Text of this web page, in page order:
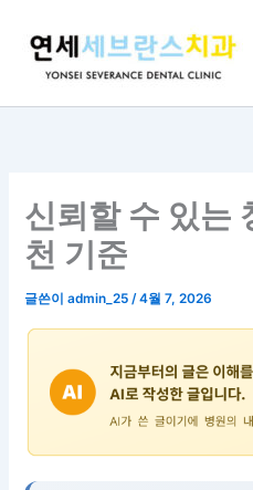
신뢰할 수 있는
천 기준
글쓴이admin_25/4월 7, 2026